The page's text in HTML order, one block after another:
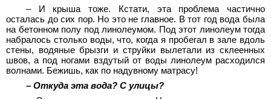
– И крыша тоже. Кстати, эта проблема частично
осталась до сих пор. Но это не главное. В тот год вода была
на бетонном полу под линолеумом. Под этот линолеум тогда
набралось столько воды, что, когда я пробегал в зале вдоль
стены, водяные брызги и струйки вылетали из склеенных
швов, а под ногами вздутый от воды линолеум расходился
волнами. Бежишь, как по надувному матрасу!
– Откуда эта вода? С улицы?